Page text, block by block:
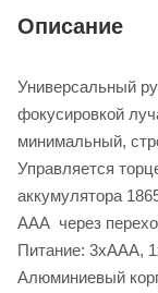
Описание
Универсальный
фокусировкой
минимальный,
Управляется
аккумулятора
AAA через
Питание: 3xAAA,
Алюминиевый